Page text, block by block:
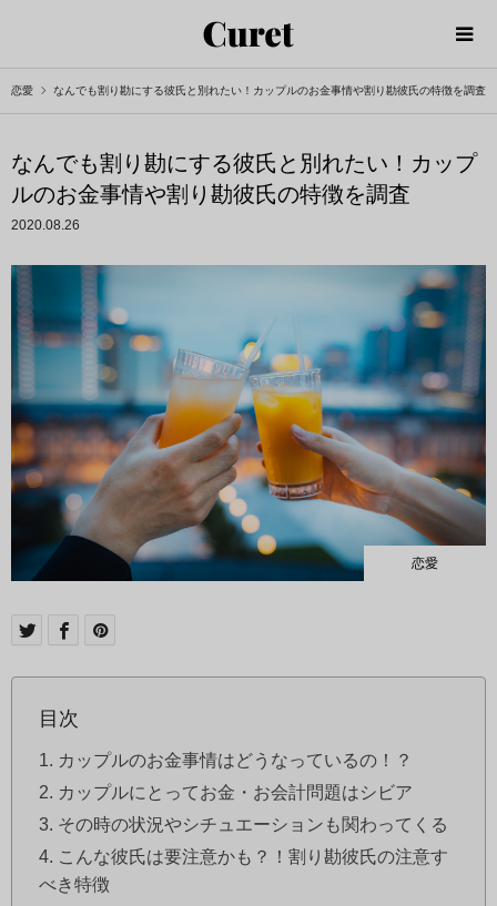
恋愛 なんでも割り勘にする彼氏と別れたい！カップルのお金事情や割り勘彼氏の特徴を調査
なんでも割り勘にする彼氏と別れたい！カップ
ルのお金事情や割り勘彼氏の特徴を調査
2020.08.26
恋愛
目次
カップルのお金事情はどうなっているの！？
カップルにとってお金・お会計問題はシビア
その時の状況やシチュエーションも関わってくる
こんな彼氏は要注意かも？！割り勘彼氏の注意す
べき特徴